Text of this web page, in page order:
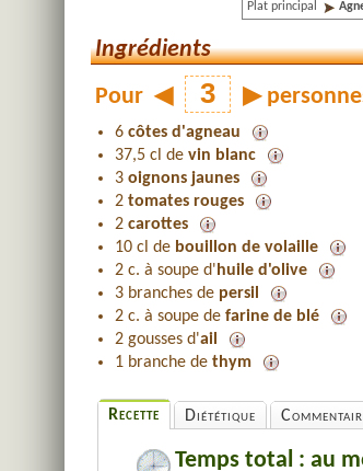
Plat principal
Ingrédients
Pour ◀ ▶
6 côtes d'agneau
37,5 cl de vin blanc
3 oignons jaunes
2 tomates rouges
2 carottes
10 cl de bouillon de volaille
2 c. à soupe d' huile d'olive
3 branches de persil
2 c. à soupe de farine de blé
2 gousses d'ail
1 branche de thym
Recette Diététique
Temps total : au